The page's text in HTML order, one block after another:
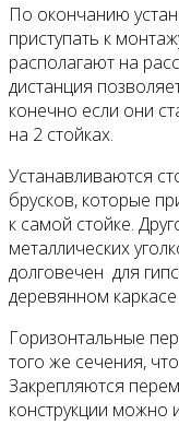
По окончанию
приступать к
располагают на
дистанция
конечно если они
на 2 стойках.
Устанавливаются
брусков, которые
к самой стойке.
металлических
долговечен для
деревянном
Горизонтальные
того же сечения,
Закрепляются
конструкции можно